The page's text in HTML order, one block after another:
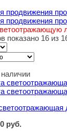
показано 16 из
руб.